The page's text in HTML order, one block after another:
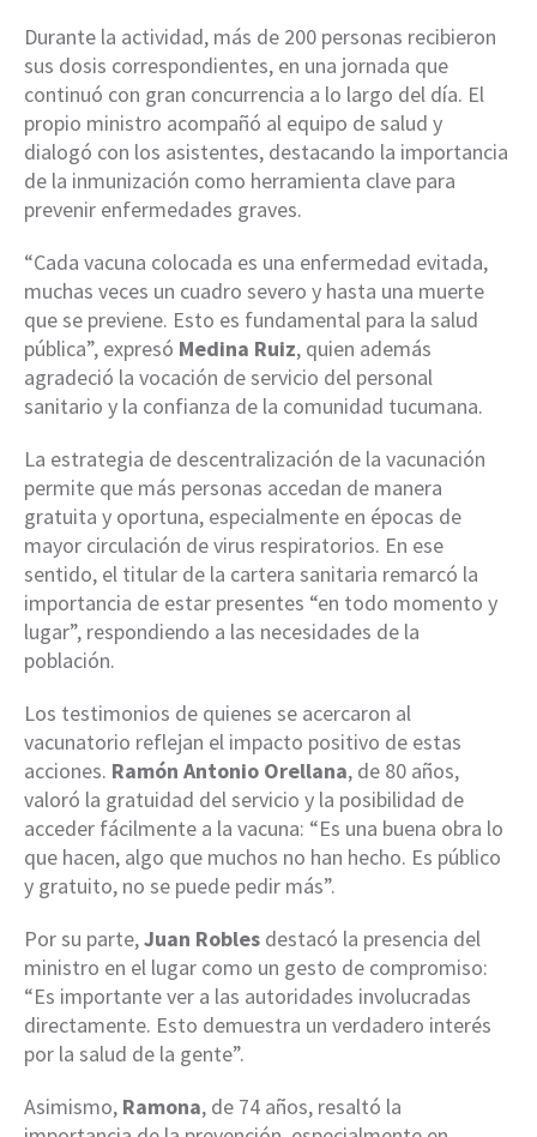
Durante la actividad, más de 200 personas recibieron
sus dosis correspondientes, en una jornada que
continuó con gran concurrencia a lo largo del día. El
propio ministro acompañó al equipo de salud y
dialogó con los asistentes, destacando la importancia
de la inmunización como herramienta clave para
prevenir enfermedades graves.
“Cada vacuna colocada es una enfermedad evitada,
muchas veces un cuadro severo y hasta una muerte
que se previene. Esto es fundamental para la salud
pública”, expresó Medina Ruiz, quien además
agradeció la vocación de servicio del personal
sanitario y la confianza de la comunidad tucumana.
La estrategia de descentralización de la vacunación
permite que más personas accedan de manera
gratuita y oportuna, especialmente en épocas de
mayor circulación de virus respiratorios. En ese
sentido, el titular de la cartera sanitaria remarcó la
importancia de estar presentes “en todo momento y
lugar”, respondiendo a las necesidades de la
población.
Los testimonios de quienes se acercaron al
vacunatorio reflejan el impacto positivo de estas
acciones. Ramón Antonio Orellana, de 80 años,
valoró la gratuidad del servicio y la posibilidad de
acceder fácilmente a la vacuna: “Es una buena obra lo
que hacen, algo que muchos no han hecho. Es público
y gratuito, no se puede pedir más”.
Por su parte,Juan Robles destacó la presencia del
ministro en el lugar como un gesto de compromiso:
“Es importante ver a las autoridades involucradas
directamente. Esto demuestra un verdadero interés
por la salud de la gente”.
Asimismo, Ramona, de 74 años, resaltó la